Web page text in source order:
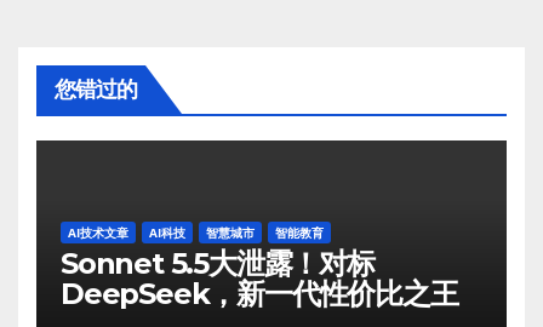
您错过的
AI技术文章 AI科技 智慧城市 智能教育
Sonnet 5.5大泄露！对标
DeepSeek，新一代性价比之王